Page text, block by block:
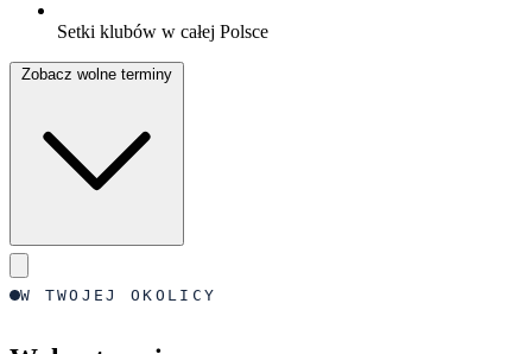
Setki klubów w całej Polsce
W TWOJEJ OKOLICY